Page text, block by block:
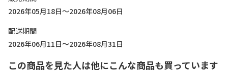
2026年05月18日～2026年08月06日
配送期間
2026年06月11日～2026年08月31日
この商品を見た人は他にこんな商品も買っています